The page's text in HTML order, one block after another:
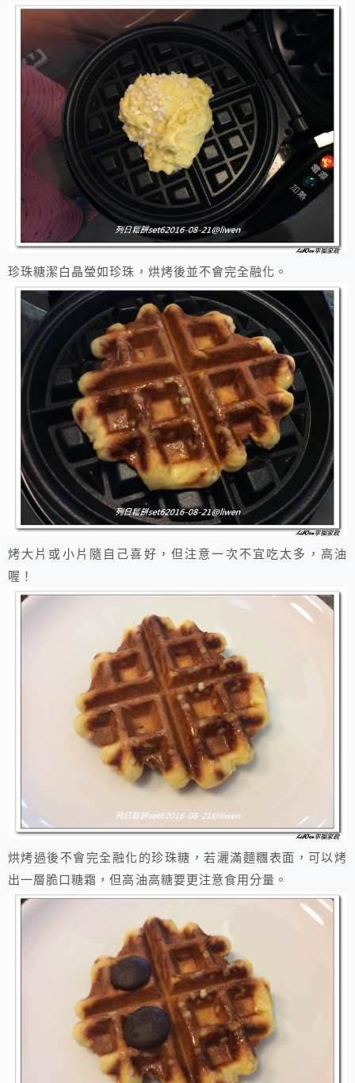
珍珠糖潔白晶瑩如珍珠，烘烤後並不會完全融化。
烤大片或小片隨自己喜好，但注意一次不宜吃太多，高油
喔！
烘烤過後不會完全融化的珍珠糖，若灑滿麵糰表面，可以烤
出一層脆口糖霜，但高油高糖要更注意食用分量。